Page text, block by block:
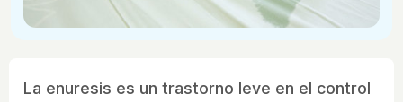
La enuresis es un trastorno leve en el control